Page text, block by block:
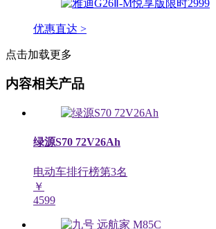
优惠直达 >
点击加载更多
内容相关产品
绿源S70 72V26Ah
电动车排行榜第3名
￥
4599